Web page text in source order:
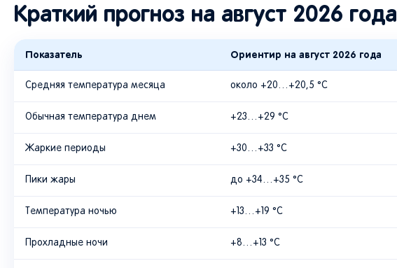
Краткий прогноз на август 2026 года
Показатель Ориентир на август 2026 года
Средняя температура месяца около +20…+20,5 °C
Обычная температура днем +23…+29 °C
Жаркие периоды +30…+33 °C
Пики жары до +34…+35 °C
Температура ночью +13…+19 °C
Прохладные ночи +8…+13 °C